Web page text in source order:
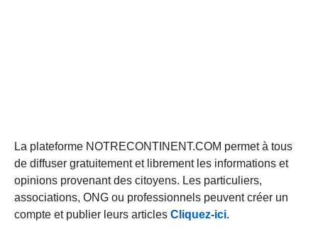
La plateforme NOTRECONTINENT.COM permet à tous
de diffuser gratuitement et librement les informations et
opinions provenant des citoyens. Les particuliers,
associations, ONG ou professionnels peuvent créer un
compte et publier leurs articles Cliquez-ici.